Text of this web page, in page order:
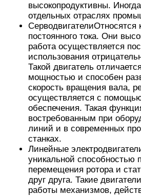
высокопродуктивны.
отдельных отраслях
СерводвигателиОтносятся
постоянного тока. Они
работа осуществляется
использования
Такой двигатель
мощностью и способен
скорость вращения вала,
осуществляется с
обеспечения. Такая
востребованным при
линий и в современных
станках.
Линейные
уникальной способностью
перемещения ротора и
друг друга. Такие
работы механизмов,